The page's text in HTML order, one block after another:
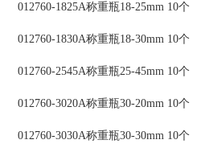
012760-1825A称重瓶18-25mm 10个
012760-1830A称重瓶18-30mm 10个
012760-2545A称重瓶25-45mm 10个
012760-3020A称重瓶30-20mm 10个
012760-3030A称重瓶30-30mm 10个